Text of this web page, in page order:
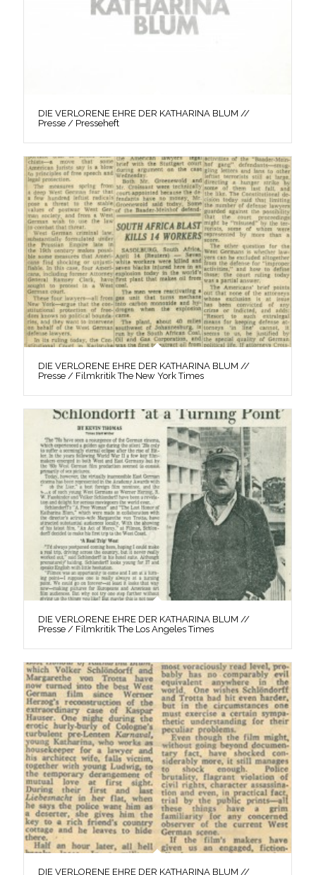
DIE VERLORENE EHRE DER KATHARINA BLUM //
Presse / Presseheft
DIE VERLORENE EHRE DER KATHARINA BLUM //
Presse / Filmkritik The New York Times
DIE VERLORENE EHRE DER KATHARINA BLUM //
Presse / Filmkritik The Los Angeles Times
DIE VERLORENE EHRE DER KATHARINA BLUM //